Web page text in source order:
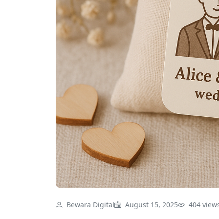
Bewara Digital August 15, 2025 404